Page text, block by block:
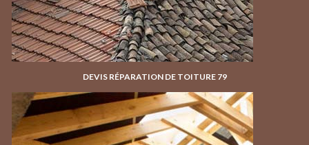
DEVIS RÉPARATION DE TOITURE 79